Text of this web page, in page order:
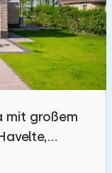
mit großem